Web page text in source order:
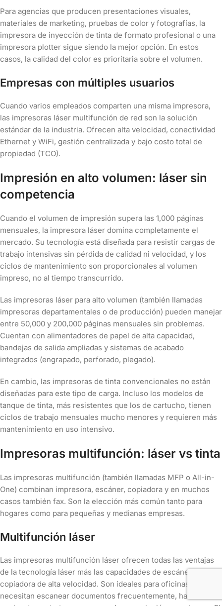
Para agencias que producen presentaciones visuales,
materiales de marketing, pruebas de color y fotografías, la
impresora de inyección de tinta de formato profesional o una
impresora plotter sigue siendo la mejor opción. En estos
casos, la calidad del color es prioritaria sobre el volumen.
Empresas con múltiples usuarios
Cuando varios empleados comparten una misma impresora,
las impresoras láser multifunción de red son la solución
estándar de la industria. Ofrecen alta velocidad, conectividad
Ethernet y WiFi, gestión centralizada y bajo costo total de
propiedad (TCO).
Impresión en alto volumen: láser sin
competencia
Cuando el volumen de impresión supera las 1,000 páginas
mensuales, la impresora láser domina completamente el
mercado. Su tecnología está diseñada para resistir cargas de
trabajo intensivas sin pérdida de calidad ni velocidad, y los
ciclos de mantenimiento son proporcionales al volumen
impreso, no al tiempo transcurrido.
Las impresoras láser para alto volumen (también llamadas
impresoras departamentales o de producción) pueden manejar
entre 50,000 y 200,000 páginas mensuales sin problemas.
Cuentan con alimentadores de papel de alta capacidad,
bandejas de salida ampliadas y sistemas de acabado
integrados (engrapado, perforado, plegado).
En cambio, las impresoras de tinta convencionales no están
diseñadas para este tipo de carga. Incluso los modelos de
tanque de tinta, más resistentes que los de cartucho, tienen
ciclos de trabajo mensuales mucho menores y requieren más
mantenimiento en uso intensivo.
Impresoras multifunción: láser vs tinta
Las impresoras multifunción (también llamadas MFP o All-in-
One) combinan impresora, escáner, copiadora y en muchos
casos también fax. Son la elección más común tanto para
hogares como para pequeñas y medianas empresas.
Multifunción láser
Las impresoras multifunción láser ofrecen todas las ventajas
de la tecnología láser más las capacidades de escáner y
copiadora de alta velocidad. Son ideales para oficinas que
necesitan escanear documentos frecuentemente, hacer